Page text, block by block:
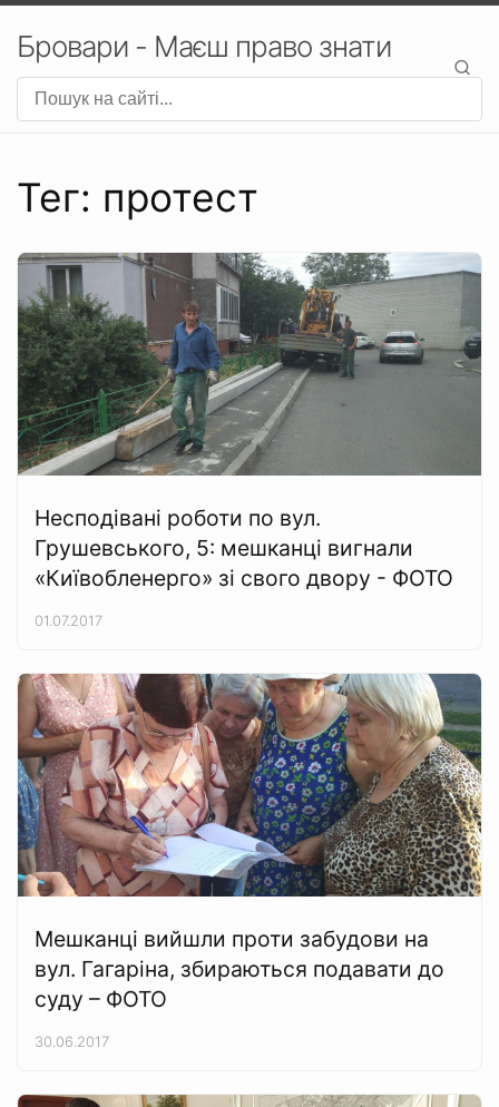
Бровари - Маєш право знати
Тег: протест
Несподівані роботи по вул.
Грушевського, 5: мешканці вигнали
«Київобленерго» зі свого двору - ФОТО
01.07.2017
Мешканці вийшли проти забудови на
вул. Гагаріна, збираються подавати до
суду – ФОТО
30.06.2017